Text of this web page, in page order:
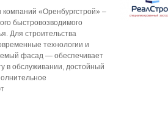
«Оренбургстрой» –
быстровозводимого
Для строительства
технологии и
фасад — обеспечивает
в обслуживании, достойный